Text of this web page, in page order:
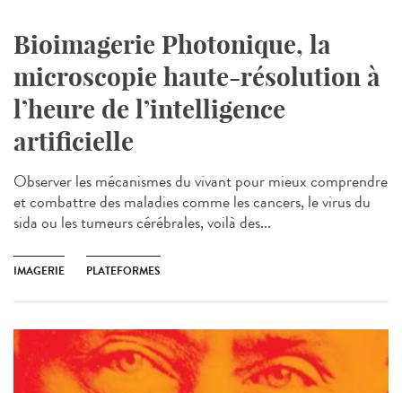
Bioimagerie Photonique, la
microscopie haute-résolution à
l’heure de l’intelligence
artificielle
Observer les mécanismes du vivant pour mieux comprendre
et combattre des maladies comme les cancers, le virus du
sida ou les tumeurs cérébrales, voilà des...
IMAGERIE PLATEFORMES